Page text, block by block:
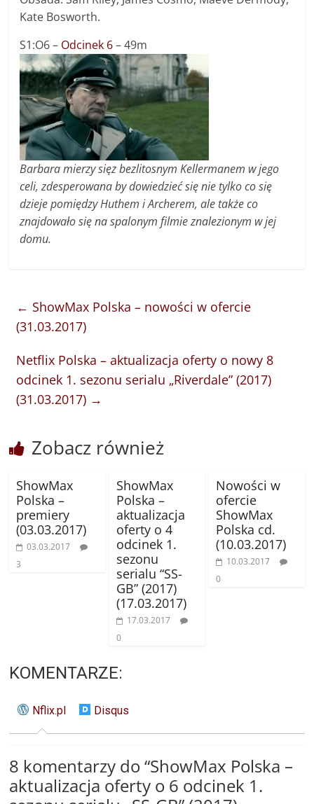
Kate Bosworth.
S1:O6 – Odcinek 6– 49m
Barbara mierzy sięz bezlitosnym Kellermanem w jego
celi, zdesperowana by dowiedzieć się nie tylko co się
dzieje pomiędzy Huthem i Archerem, ale także co
znajdowało się na spalonym filmie znalezionym w jej
domu.
← ShowMax Polska – nowości w ofercie
(31.03.2017)
Netflix Polska – aktualizacja oferty o nowy 8
odcinek 1. sezonu serialu „Riverdale” (2017)
(31.03.2017) →
Zobacz również
ShowMax
Polska –
premiery
(03.03.2017)
03.03.2017
3
ShowMax
Polska –
aktualizacja
oferty o 4
odcinek 1.
sezonu
serialu “SS-
GB” (2017)
(17.03.2017)
17.03.2017
0
Nowości w
ofercie
ShowMax
Polska cd.
(10.03.2017)
10.03.2017
0
KOMENTARZE:
Nflix.pl Disqus
8 komentarzy do “ShowMax Polska –
aktualizacja oferty o 6 odcinek 1.